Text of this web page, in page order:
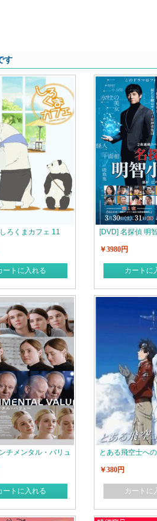
す
ろくまカフェ 11
ートに入れる
[DVD] 名探偵 明
￥3980円
カートに
チメンタル・バリュ
ートに入れる
とある飛空士へ
￥380円
カートに